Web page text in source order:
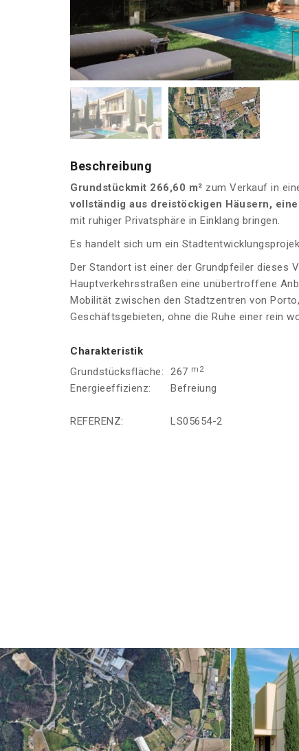
Beschreibung
Grundstückmit 266,60 m² zum Verkauf in
vollständig aus dreistöckigen Häusern,
mit ruhiger Privatsphäre in Einklang bringen.
Es handelt sich um ein
Der Standort ist einer der Grundpfeiler dieses
Hauptverkehrsstraßen eine unübertroffene
Mobilität zwischen den Stadtzentren von
Geschäftsgebieten, ohne die Ruhe einer rein
Charakteristik
Grundstücksfläche:
267 m2
Energieeffizienz: Befreiung
REFERENZ: LS05654-2